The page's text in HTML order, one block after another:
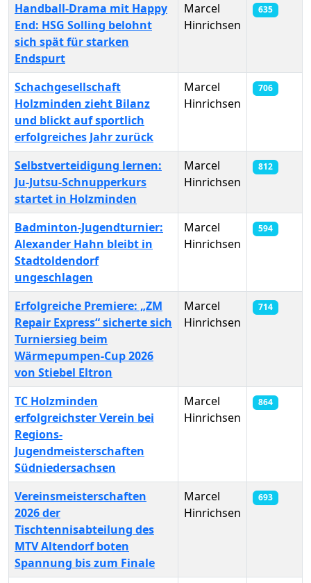
Handball-Drama mit Happy
End: HSG Solling belohnt
sich spät für starken
Endspurt
Marcel
Hinrichsen
635
Schachgesellschaft
Holzminden zieht Bilanz
und blickt auf sportlich
erfolgreiches Jahr zurück
Marcel
Hinrichsen
706
Selbstverteidigung lernen:
Ju-Jutsu-Schnupperkurs
startet in Holzminden
Marcel
Hinrichsen
812
Badminton-Jugendturnier:
Alexander Hahn bleibt in
Stadtoldendorf
ungeschlagen
Marcel
Hinrichsen
594
Erfolgreiche Premiere: „ZM
Repair Express“ sicherte sich
Turniersieg beim
Wärmepumpen‑Cup 2026
von Stiebel Eltron
Marcel
Hinrichsen
714
TC Holzminden
erfolgreichster Verein bei
Regions-
Jugendmeisterschaften
Südniedersachsen
Marcel
Hinrichsen
864
Vereinsmeisterschaften
2026 der
Tischtennisabteilung des
MTV Altendorf boten
Spannung bis zum Finale
Marcel
Hinrichsen
693